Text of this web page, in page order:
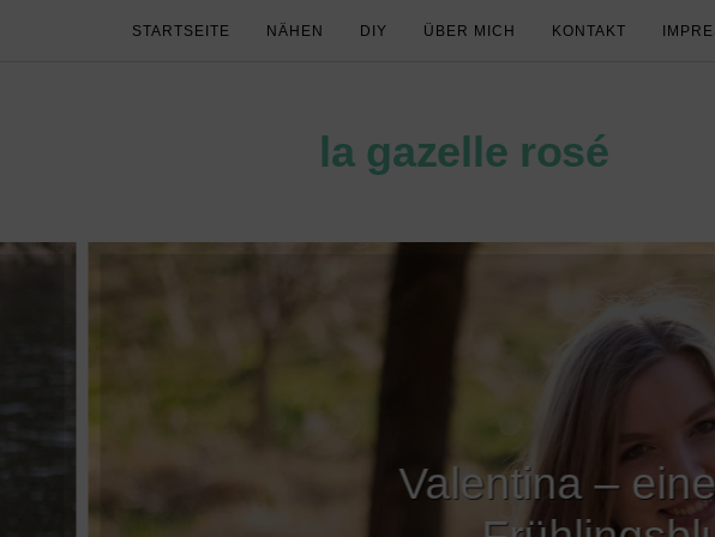
STARTSEITE NÄHEN DIY ÜBER MICH KONTAKT
la gazelle rosé
Valentina – eine leichte